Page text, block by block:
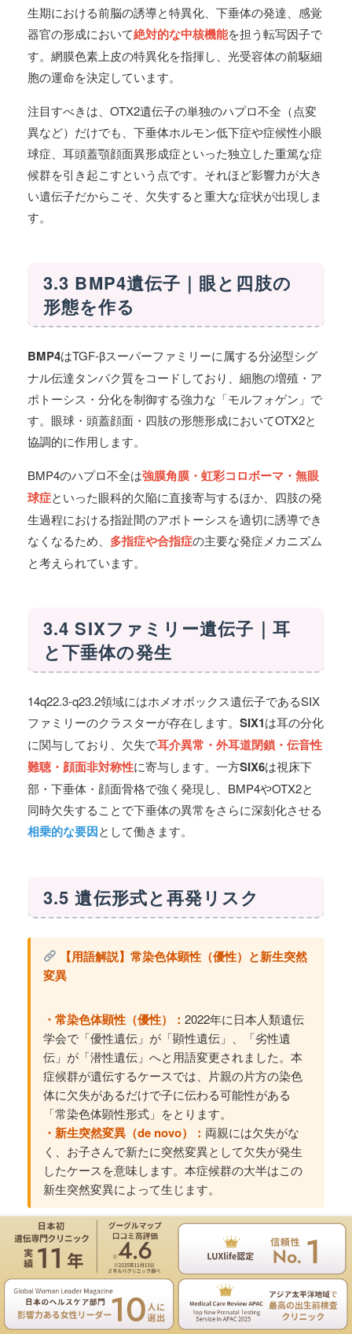
生期における前脳の誘導と特異化、下垂体の発達、感覚
器官の形成において絶対的な中核機能を担う転写因子で
す。網膜色素上皮の特異化を指揮し、光受容体の前駆細
胞の運命を決定しています。
注目すべきは、OTX2遺伝子の単独のハプロ不全（点変
異など）だけでも、下垂体ホルモン低下症や症候性小眼
球症、耳頭蓋顎顔面異形成症といった独立した重篤な症
候群を引き起こすという点です。それほど影響力が大き
い遺伝子だからこそ、欠失すると重大な症状が出現しま
す。
3.3 BMP4遺伝子｜眼と四肢の
形態を作る
BMP4はTGF-βスーパーファミリーに属する分泌型シグ
ナル伝達タンパク質をコードしており、細胞の増殖・ア
ポトーシス・分化を制御する強力な「モルフォゲン」で
す。眼球・頭蓋顔面・四肢の形態形成においてOTX2と
協調的に作用します。
BMP4のハプロ不全は強膜角膜・虹彩コロボーマ・無眼
球症といった眼科的欠陥に直接寄与するほか、四肢の発
生過程における指趾間のアポトーシスを適切に誘導でき
なくなるため、 多指症や合指症の主要な発症メカニズム
と考えられています。
3.4 SIXファミリー遺伝子｜耳
と下垂体の発生
14q22.3-q23.2領域にはホメオボックス遺伝子であるSIX
ファミリーのクラスターが存在します。 SIX1は耳の分化
に関与しており、欠失で耳介異常・外耳道閉鎖・伝音性
難聴・顔面非対称性に寄与します。一方SIX6は視床下
部・下垂体・顔面骨格で強く発現し、BMP4やOTX2と
同時欠失することで下垂体の異常をさらに深刻化させる
相乗的な要因として働きます。
3.5 遺伝形式と再発リスク
【用語解説】常染色体顕性（優性）と新生突然
変異
・常染色体顕性（優性）： 2022年に日本人類遺伝
学会で「優性遺伝」が「顕性遺伝」、「劣性遺
伝」が「潜性遺伝」へと用語変更されました。本
症候群が遺伝するケースでは、片親の片方の染色
体に欠失があるだけで子に伝わる可能性がある
「常染色体顕性形式」をとります。
・新生突然変異（de novo）： 両親には欠失がな
く、お子さんで新たに突然変異として欠失が発生
したケースを意味します。本症候群の大半はこの
新生突然変異によって生じます。
本症候群の大半は新生突然変異によって生じるため、次
のお子さんへの再発リスクは原則として低い
とされてい
ます。ただし、2025年に発表された最新の臨床遺伝学研
究では、14番染色体長腕の末端領域を含む欠失が親から
子へ「垂直伝播」した症例が初めて報告されました。こ
遺伝専門医のNIPT遺伝カウンセリングは無料
お電話 ご予約